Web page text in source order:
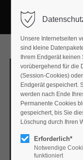
Unsere Internetseiten
sind kleine
Ihrem Endgerät
vorübergehend für die
(Session-Cookies)
Endgerät gespeichert.
werden nach Ende
Permanente Cookies
gespeichert, bis Sie
Löschung durch Ihren
Erforderlich*
Notwendige
funktioniert